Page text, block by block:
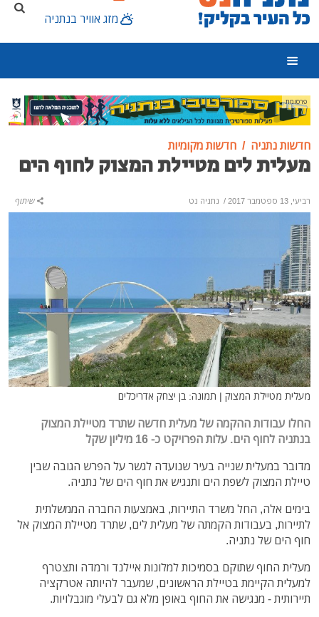
מזג אוויר בנתניה
פרסומת
חדשות נתניה חדשות מקומיות
מעלית לים מטיילת המצוק לחוף הים
רביעי, 13 ספטמבר 2017 / נתניה נט שיתוף
מעלית מטיילת המצוק | תמונה: בן יצחק אדריכלים
החלו עבודות ההקמה של מעלית חדשה שתרד מטיילת המצוק
בנתניה לחוף הים. עלות הפרויקט כ- 16 מיליון שקל
מדובר במעלית שנייה בעיר שנועדה לגשר על הפרש הגובה שבין
טיילת המצוק לשפת הים ותנגיש את חוף הים של נתניה.
בימים אלה, החל משרד התיירות, באמצעות החברה הממשלתית
לתיירות, בעבודות הקמתה של מעלית לים, שתרד מטיילת המצוק אל
חוף הים של נתניה.
מעלית החוף שתוקם בסמיכות למלונות איילנד ורמדה ותצטרף
למעלית הקיימת בטיילת הראשונים, שמעבר להיותה אטרקציה
תיירותית - מנגישה את החוף באופן מלא גם לבעלי מוגבלויות.